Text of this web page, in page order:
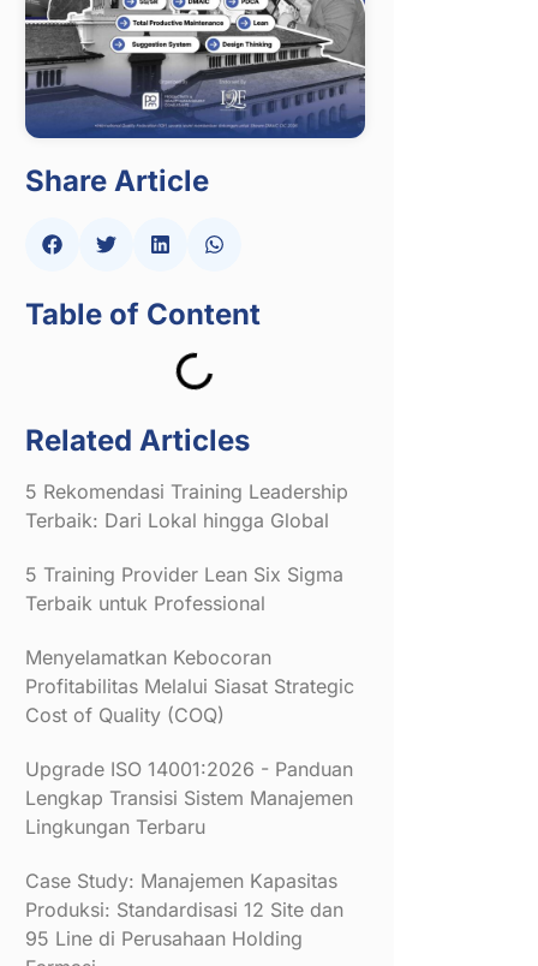
Share Article
Table of Content
Related Articles
5 Rekomendasi Training Leadership
Terbaik: Dari Lokal hingga Global
5 Training Provider Lean Six Sigma
Terbaik untuk Professional
Menyelamatkan Kebocoran
Profitabilitas Melalui Siasat Strategic
Cost of Quality (COQ)
Upgrade ISO 14001:2026 - Panduan
Lengkap Transisi Sistem Manajemen
Lingkungan Terbaru
Case Study: Manajemen Kapasitas
Produksi: Standardisasi 12 Site dan
95 Line di Perusahaan Holding